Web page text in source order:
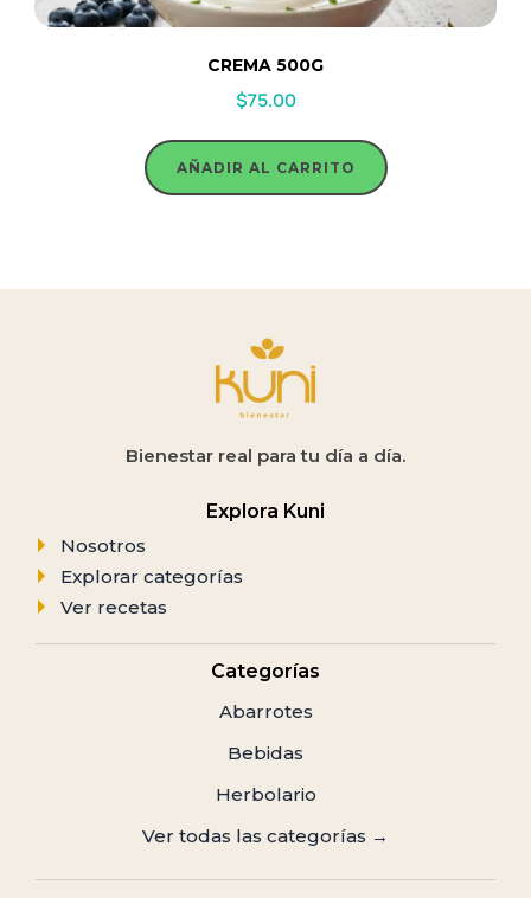
CREMA 500G
$75.00
AÑADIR AL CARRITO
Bienestar real para tu día a día.
Explora Kuni
Nosotros
Explorar categorías
Ver recetas
Categorías
Abarrotes
Bebidas
Herbolario
Ver todas las categorías →